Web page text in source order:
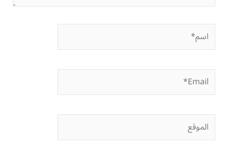
اسم*
Email*
الموقع